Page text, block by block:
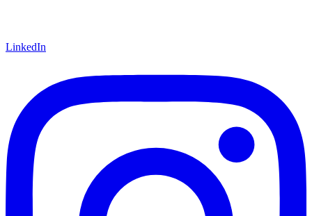
LinkedIn